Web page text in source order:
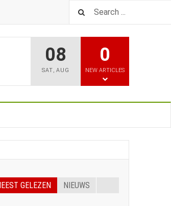
08
SAT, AUG
0
NEW ARTICLES
GELEZEN NIEUWS